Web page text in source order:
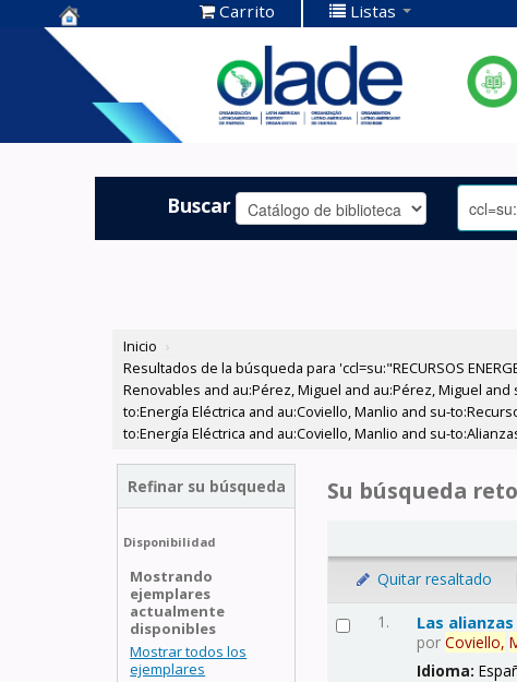
Centro de
Documentación
OLADE -
Carrito Listas
Buscar
Inicio ›
Resultados de la búsqueda para 'ccl=su:"RECURSOS
Renovables and au:Pérez, Miguel and au:Pérez, Miguel
to:Energía Eléctrica and au:Coviello, Manlio and su-
to:Energía Eléctrica and au:Coviello, Manlio and su-
Refinar su búsqueda
Disponibilidad
Mostrando
ejemplares
actualmente
disponibles
Mostrar todos los
ejemplares
Su búsqueda
Quitar resaltado
1. Las
porCoviello,
Idioma: